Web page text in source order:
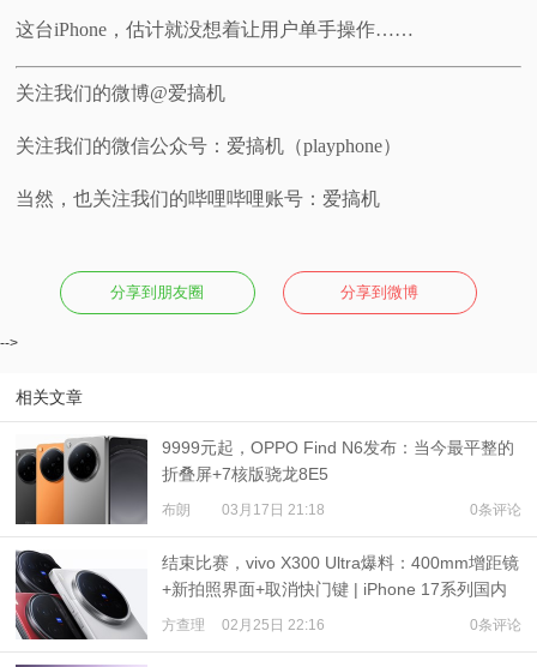
这台iPhone，估计就没想着让用户单手操作……
关注我们的微博@爱搞机
关注我们的微信公众号：爱搞机（playphone）
当然，也关注我们的哔哩哔哩账号：爱搞机
分享到朋友圈 分享到微博
-->
相关文章
9999元起，OPPO Find N6发布：当今最平整的
折叠屏+7核版骁龙8E5
布朗 03月17日 21:18 0条评论
结束比赛，vivo X300 Ultra爆料：400mm增距镜
+新拍照界面+取消快门键 | iPhone 17系列国内
销量超2000万台、小米17系列超350万
方查理 02月25日 22:16 0条评论